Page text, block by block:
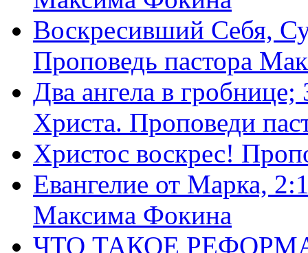
Воскресивший Себя,
Проповедь пастора
Два ангела в
Христа. Проповеди
Христос воскрес!
Евангелие от Марка,
Максима Фокина
ЧТО ТАКОЕ